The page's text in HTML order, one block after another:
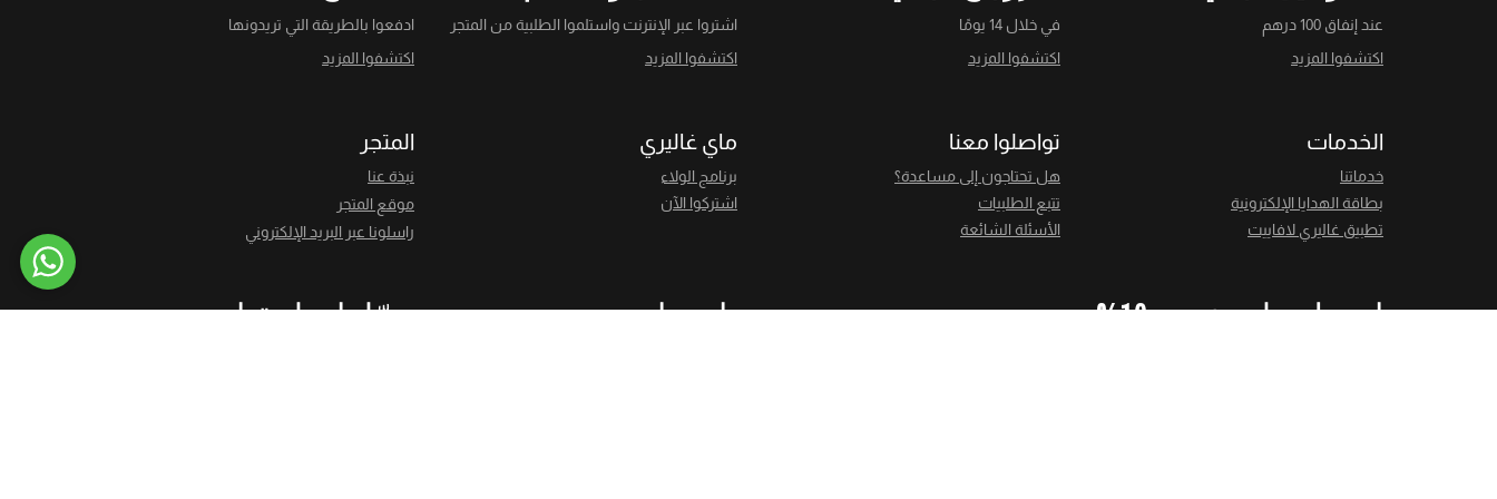
عند إنفاق 100 درهم
اكتشفوا المزيد
في خلال 14 يومًا
اكتشفوا المزيد
اشتروا عبر الإنترنت واستلموا الطلبية من المتجر
اكتشفوا المزيد
ادفعوا بالطريقة التي تريدونها
اكتشفوا المزيد
الخدمات
خدماتنا
بطاقة الهدايا الإلكترونية
تطبيق غاليري لافاييت
تواصلوا معنا
هل تحتاجون إلى مساعدة؟
تتبع الطلبيات
الأسئلة الشائعة
ماي غاليري
برنامج الولاء
اشتركوا الآن
المتجر
نبذة عنا
موقع المتجر
راسلونا عبر البريد الإلكتروني
احصل على خصم 10% تابعونا حمّلوا تطبيقنا